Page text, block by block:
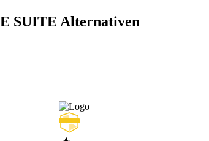
SUITE Alternativen